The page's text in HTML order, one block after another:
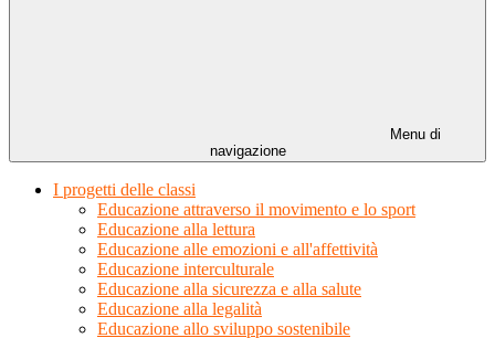
Menu di
navigazione
I progetti delle classi
Educazione attraverso il movimento e lo sport
Educazione alla lettura
Educazione alle emozioni e all'affettività
Educazione interculturale
Educazione alla sicurezza e alla salute
Educazione alla legalità
Educazione allo sviluppo sostenibile